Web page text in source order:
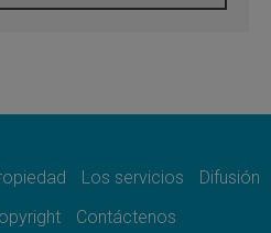
«la paz no se compra con una
de Genazzano
Los servicios
Difusión
Contáctenos